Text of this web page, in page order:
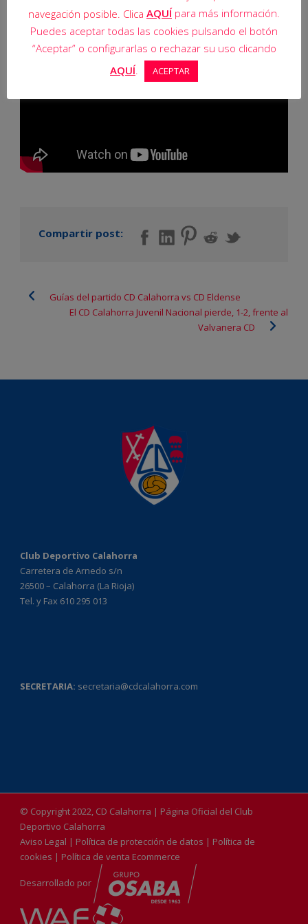
Array
Compartir post:
Guías del partido CD Calahorra vs CD Eldense
El CD Calahorra Juvenil Nacional pierde, 1-2, frente al
Valvanera CD
Club Deportivo Calahorra
Carretera de Arnedo s/n
26500 – Calahorra (La Rioja)
Tel. y Fax 610 295 013
SECRETARIA: secretaria@cdcalahorra.com
© Copyright 2022, CD Calahorra | Página Oficial del Club
Deportivo Calahorra
Aviso Legal | Política de protección de datos | Política de
cookies | Política de venta Ecommerce
Desarrollado por
navegación posible. Clica AQUÍpara más información.
Puedes aceptar todas las cookies pulsando el botón
“Aceptar” o configurarlas o rechazar su uso clicando
AQUÍ. ACEPTAR